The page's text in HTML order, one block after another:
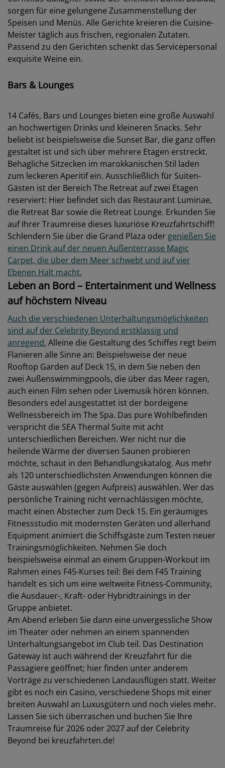
sorgen für eine gelungene Zusammenstellung der
Speisen und Menüs. Alle Gerichte kreieren die Cuisine-
Meister täglich aus frischen, regionalen Zutaten.
Passend zu den Gerichten schenkt das Servicepersonal
exquisite Weine ein.
Bars & Lounges
14 Cafés, Bars und Lounges bieten eine große Auswahl
an hochwertigen Drinks und kleineren Snacks. Sehr
beliebt ist beispielsweise die Sunset Bar, die ganz offen
gestaltet ist und sich über mehrere Etagen erstreckt.
Behagliche Sitzecken im marokkanischen Stil laden
zum leckeren Aperitif ein. Ausschließlich für Suiten-
Gästen ist der Bereich The Retreat auf zwei Etagen
reserviert: Hier befindet sich das Restaurant Luminae,
die Retreat Bar sowie die Retreat Lounge. Erkunden Sie
auf Ihrer Traumreise dieses luxuriöse Kreuzfahrtschiff!
Schlendern Sie über die Grand Plaza oder genießen Sie
einen Drink auf der neuen Außenterrasse Magic
Carpet, die über dem Meer schwebt und auf vier
Ebenen Halt macht.
Leben an Bord – Entertainment und Wellness
auf höchstem Niveau
Auch die verschiedenen Unterhaltungsmöglichkeiten
sind auf der Celebrity Beyond erstklassig und
anregend. Alleine die Gestaltung des Schiffes regt beim
Flanieren alle Sinne an: Beispielsweise der neue
Rooftop Garden auf Deck 15, in dem Sie neben den
zwei Außenswimmingpools, die über das Meer ragen,
auch einen Film sehen oder Livemusik hören können.
Besonders edel ausgestattet ist der bordeigene
Wellnessbereich im The Spa. Das pure Wohlbefinden
verspricht die SEA Thermal Suite mit acht
unterschiedlichen Bereichen. Wer nicht nur die
heilende Wärme der diversen Saunen probieren
möchte, schaut in den Behandlungskatalog. Aus mehr
als 120 unterschiedlichsten Anwendungen können die
Gäste auswählen (gegen Aufpreis) auswählen. Wer das
persönliche Training nicht vernachlässigen möchte,
macht einen Abstecher zum Deck 15. Ein geräumiges
Fitnessstudio mit modernsten Geräten und allerhand
Equipment animiert die Schiffsgäste zum Testen neuer
Trainingsmöglichkeiten. Nehmen Sie doch
beispielsweise einmal an einem Gruppen-Workout im
Rahmen eines F45-Kurses teil: Bei dem F45 Training
handelt es sich um eine weltweite Fitness-Community,
die Ausdauer-, Kraft- oder Hybridtrainings in der
Gruppe anbietet.
Am Abend erleben Sie dann eine unvergessliche Show
im Theater oder nehmen an einem spannenden
Unterhaltungsangebot im Club teil. Das Destination
Gateway ist auch während der Kreuzfahrt für die
Passagiere geöffnet; hier finden unter anderem
Vorträge zu verschiedenen Landausflügen statt. Weiter
gibt es noch ein Casino, verschiedene Shops mit einer
breiten Auswahl an Luxusgütern und noch vieles mehr.
Lassen Sie sich überraschen und buchen Sie Ihre
Traumreise für 2026 oder 2027 auf der Celebrity
Beyond bei kreuzfahrten.de!